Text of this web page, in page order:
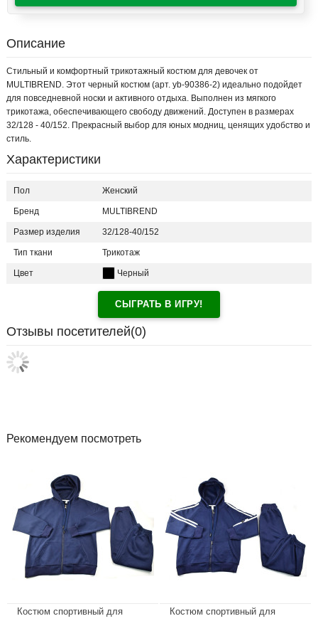
Описание
Стильный и комфортный трикотажный костюм для девочек от
MULTIBREND. Этот черный костюм (арт. yb-90386-2) идеально подойдет
для повседневной носки и активного отдыха. Выполнен из мягкого
трикотажа, обеспечивающего свободу движений. Доступен в размерах
32/128 - 40/152. Прекрасный выбор для юных модниц, ценящих удобство и
стиль.
Характеристики
Пол Женский
Бренд MULTIBREND
Размер изделия 32/128-40/152
Тип ткани Трикотаж
Цвет Черный
СЫГРАТЬ В ИГРУ!
Отзывы посетителей(0)
Рекомендуем посмотреть
Костюм спортивный для
Костюм спортивный для